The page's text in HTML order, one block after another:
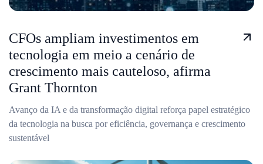
CFOs ampliam investimentos em
tecnologia em meio a cenário de
crescimento mais cauteloso, afirma
Grant Thornton
Avanço da IA e da transformação digital reforça papel estratégico
da tecnologia na busca por eficiência, governança e crescimento
sustentável